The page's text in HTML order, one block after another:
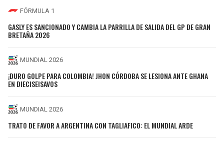
FÓRMULA 1
GASLY ES SANCIONADO Y CAMBIA LA PARRILLA DE SALIDA DEL GP DE GRAN
BRETAÑA 2026
MUNDIAL 2026
¡DURO GOLPE PARA COLOMBIA! JHON CÓRDOBA SE LESIONA ANTE GHANA
EN DIECISEISAVOS
MUNDIAL 2026
TRATO DE FAVOR A ARGENTINA CON TAGLIAFICO: EL MUNDIAL ARDE